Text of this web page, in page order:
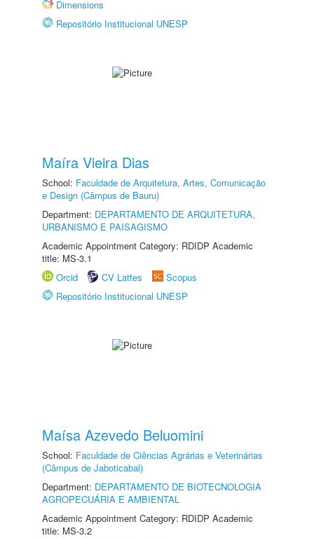
Dimensions
Repositório Institucional UNESP
Maíra Vieira Dias
School: Faculdade de Arquitetura, Artes, Comunicação
e Design (Câmpus de Bauru)
Department: DEPARTAMENTO DE ARQUITETURA,
URBANISMO E PAISAGISMO
Academic Appointment Category: RDIDP Academic
title: MS-3.1
Orcid
CV Lattes
Scopus
Repositório Institucional UNESP
Maísa Azevedo Beluomini
School: Faculdade de Ciências Agrárias e Veterinárias
(Câmpus de Jaboticabal)
Department: DEPARTAMENTO DE BIOTECNOLOGIA
AGROPECUÁRIA E AMBIENTAL
Academic Appointment Category: RDIDP Academic
title: MS-3.2